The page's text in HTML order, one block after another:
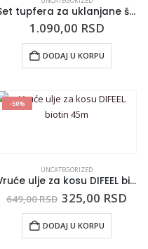
Set tupfera za uklanjane šminke MAKEUP REVOLUTION Clean Cotton
1.090,00 RSD
DODAJ U KORPU
-50%
UNCATEGORIZED
Vruće ulje za kosu DIFEEL biotin 45m
649,00RSD 325,00 RSD
DODAJ U KORPU